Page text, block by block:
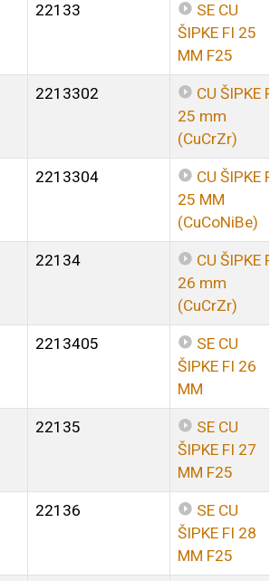
22133
SE CU
ŠIPKE FI 25
MM F25
2213302
CU ŠIPKE FI
25 mm
(CuCrZr)
2213304
CU ŠIPKE FI
25 MM
(CuCoNiBe)
22134
CU ŠIPKE FI
26 mm
(CuCrZr)
2213405
SE CU
ŠIPKE FI 26
MM
22135
SE CU
ŠIPKE FI 27
MM F25
22136
SE CU
ŠIPKE FI 28
MM F25